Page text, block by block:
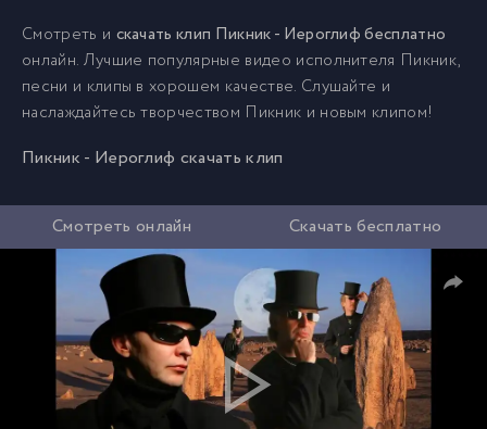
Смотреть и скачать клип Пикник - Иероглиф бесплатно
онлайн. Лучшие популярные видео исполнителя Пикник,
песни и клипы в хорошем качестве. Слушайте и
наслаждайтесь творчеством Пикник и новым клипом!
Пикник - Иероглиф скачать клип
Смотреть онлайн Скачать бесплатно